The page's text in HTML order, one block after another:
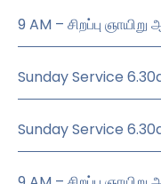
9 AM – சிறப்பு
Sunday Service
Sunday Service